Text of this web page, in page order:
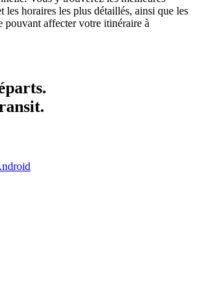
les horaires les plus détaillés, ainsi que les
pouvant affecter votre itinéraire à